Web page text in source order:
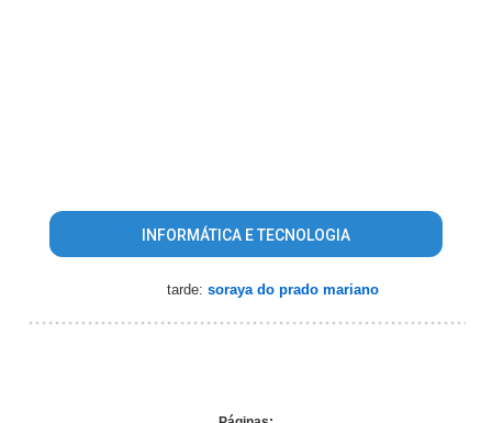
INFORMÁTICA E TECNOLOGIA
tarde: soraya do prado mariano